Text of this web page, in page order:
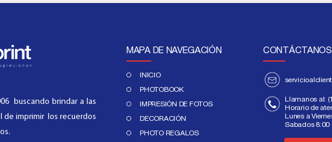
buscando brindar a las
de imprimir los recuerdos
MAPA DE NAVEGACIÓN
INICIO
PHOTOBOOK
IMPRESIÓN DE FOTOS
DECORACIÓN
PHOTO REGALOS
CONTÁCTANOS
Llamanos al:
Horario de
Lunes a
Sabados 8:00